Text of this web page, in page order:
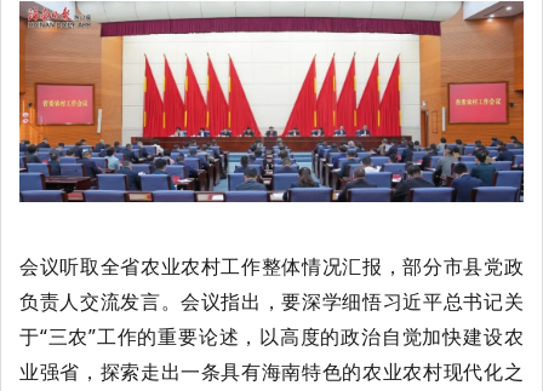
会议听取全省农业农村工作整体情况汇报，部分市县党政
负责人交流发言。会议指出，要深学细悟习近平总书记关
于“三农”工作的重要论述，以高度的政治自觉加快建设农
业强省，探索走出一条具有海南特色的农业农村现代化之